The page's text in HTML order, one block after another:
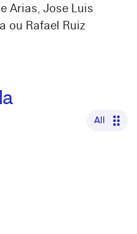
Arias, Jose Luis
ou Rafael Ruiz
All